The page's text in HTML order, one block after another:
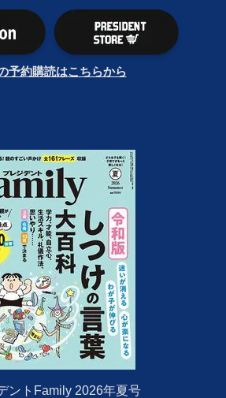
予約購読はこちらから
ントFamily 2026年夏号